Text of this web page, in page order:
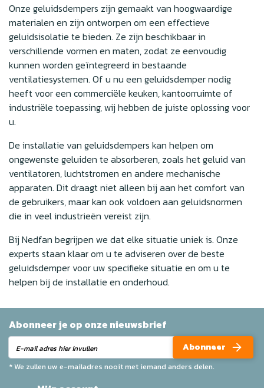
Onze geluidsdempers zijn gemaakt van hoogwaardige
materialen en zijn ontworpen om een effectieve
geluidsisolatie te bieden. Ze zijn beschikbaar in
verschillende vormen en maten, zodat ze eenvoudig
kunnen worden geïntegreerd in bestaande
ventilatiesystemen. Of u nu een geluidsdemper nodig
heeft voor een commerciële keuken, kantoorruimte of
industriële toepassing, wij hebben de juiste oplossing voor
u.
De installatie van geluidsdempers kan helpen om
ongewenste geluiden te absorberen, zoals het geluid van
ventilatoren, luchtstromen en andere mechanische
apparaten. Dit draagt niet alleen bij aan het comfort van
de gebruikers, maar kan ook voldoen aan geluidsnormen
die in veel industrieën vereist zijn.
Bij Nedfan begrijpen we dat elke situatie uniek is. Onze
experts staan klaar om u te adviseren over de beste
geluidsdemper voor uw specifieke situatie en om u te
helpen bij de installatie en onderhoud.
Abonneer je op onze nieuwsbrief
Abonneer
* We zullen uw e-mailadres nooit met iemand anders delen.